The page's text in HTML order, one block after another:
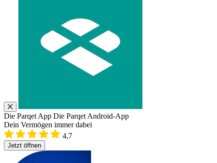
Die Parqet App Die Parqet Android-App
Dein Vermögen immer dabei
4,7
Jetzt öffnen